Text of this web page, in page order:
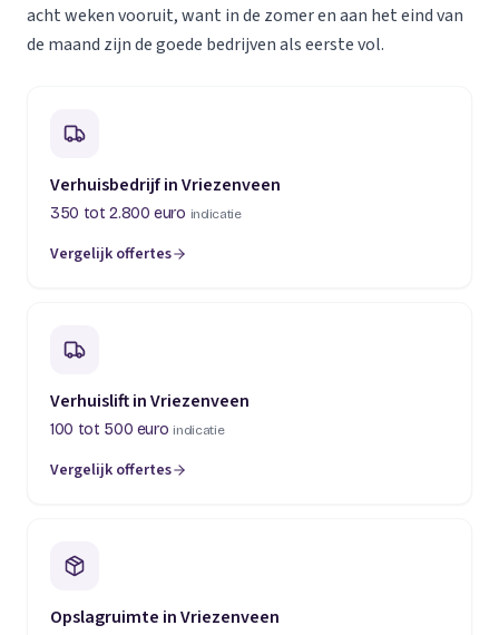
acht weken vooruit, want in de zomer en aan het eind van
de maand zijn de goede bedrijven als eerste vol.
Verhuisbedrijf in Vriezenveen
350 tot 2.800 euro indicatie
Vergelijk offertes
Verhuislift in Vriezenveen
100 tot 500 euro indicatie
Vergelijk offertes
Opslagruimte in Vriezenveen